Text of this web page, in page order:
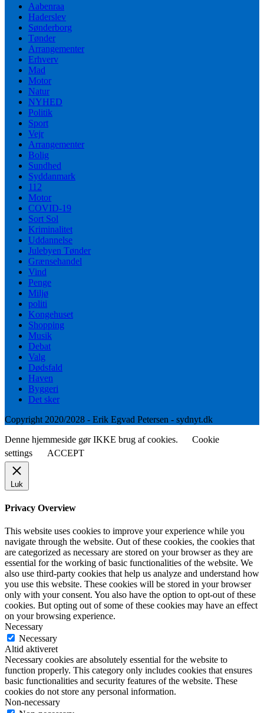
Aabenraa
Haderslev
Sønderborg
Tønder
Arrangementer
Erhverv
Mad
Motor
Natur
NYHED
Politik
Sport
Vejr
Arrangementer
Bolig
Sundhed
Syddanmark
112
Motor
COVID-19
Sort Sol
Kriminalitet
Uddannelse
Julebyen Tønder
Grænsehandel
Vind
Penge
Miljø
politi
Kongehuset
Shopping
Musik
Debat
Valg
Dødsfald
Haven
Byggeri
Det sker
Copyright 2020/2028 - Erik Egvad Petersen - sydnyt.dk
Denne hjemmeside gør IKKE brug af cookies.
Cookie
settings
ACCEPT
Luk
Privacy Overview
This website uses cookies to improve your experience while you
navigate through the website. Out of these cookies, the cookies that
are categorized as necessary are stored on your browser as they are
essential for the working of basic functionalities of the website. We
also use third-party cookies that help us analyze and understand how
you use this website. These cookies will be stored in your browser
only with your consent. You also have the option to opt-out of these
cookies. But opting out of some of these cookies may have an effect
on your browsing experience.
Necessary
Necessary
Altid aktiveret
Necessary cookies are absolutely essential for the website to
function properly. This category only includes cookies that ensures
basic functionalities and security features of the website. These
cookies do not store any personal information.
Non-necessary